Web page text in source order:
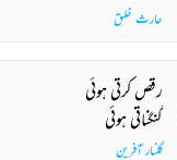
حارث خلیق
رقص کرتی ہوئی
گنگناتی ہوئی
گلنار آفرین